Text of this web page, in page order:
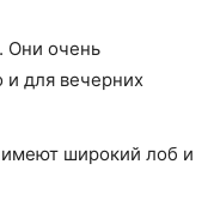
Они очень
и для вечерних
имеют широкий лоб и